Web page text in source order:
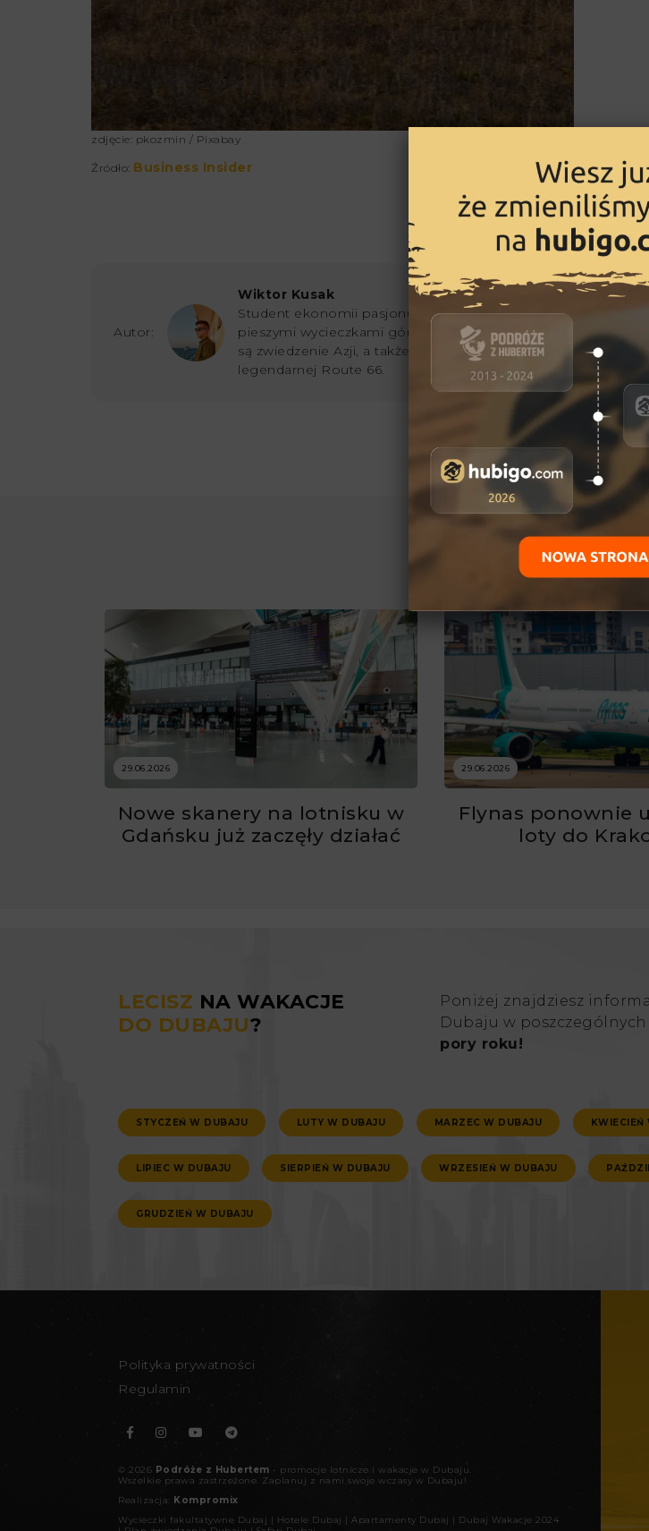
zdjęcie: pkozmin / Pixabay
Źródło: Business Insider
Autor:
Wiktor Kusak
Student ekonomii pasjonujący się podróżami i
pieszymi wycieczkami górskimi. Jego marzeniami
są zwiedzenie Azji, a także przejechanie
legendarnej Route 66.
Ostatnio
29.06.2026
Nowe skanery na lotnisku w
Gdańsku już zaczęły działać
29.06.2026
Flynas ponownie
loty do
LECISZ NA WAKACJE
DO DUBAJU?
Poniżej znajdziesz
Dubaju w
pory roku!
STYCZEŃ W DUBAJU LUTY W DUBAJU MARZEC W DUBAJU KWIECIEŃ
LIPIEC W DUBAJU SIERPIEŃ W DUBAJU WRZESIEŃ W DUBAJU
GRUDZIEŃ W DUBAJU
Polityka prywatności
Regulamin
© 2026 Podróże z Hubertem - promocje lotnicze i wakacje w Dubaju
Wszelkie prawa zastrzeżone. Zaplanuj z nami swoje wczasy w Dubaju!
Realizacja:
Kompromix
Wycieczki fakultatywne Dubaj | Hotele Dubaj | Apartamenty Dubaj | Dubaj Wakacje 2024